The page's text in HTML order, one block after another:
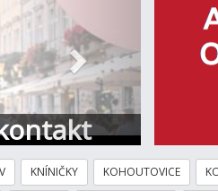
KNÍNIČKY KOHOUTOVICE